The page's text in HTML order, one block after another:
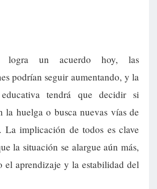
un acuerdo hoy, las
podrían seguir aumentando, y la
tendrá que decidir si
la huelga o busca nuevas vías de
La implicación de todos es clave
la situación se alargue aún más,
el aprendizaje y la estabilidad del